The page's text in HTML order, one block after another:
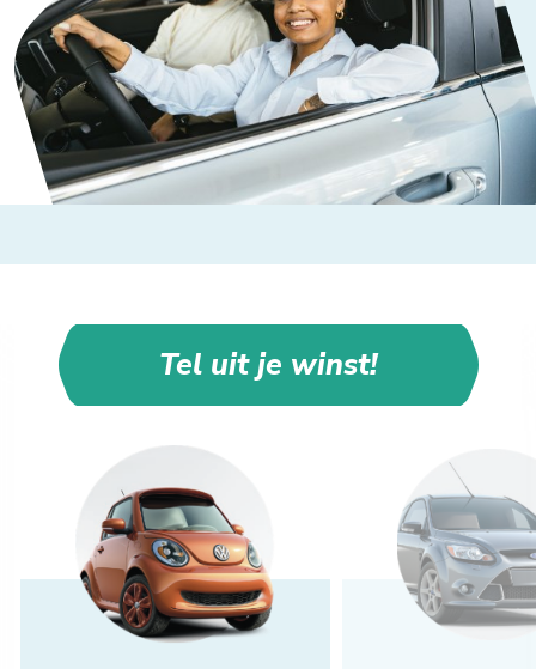
Tel uit je winst!